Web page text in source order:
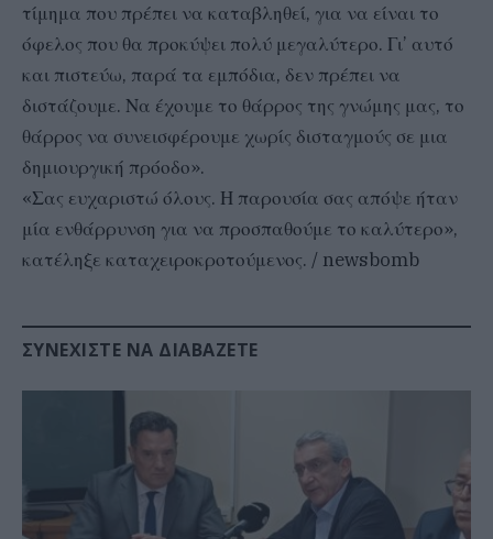
τίμημα που πρέπει να καταβληθεί, για να είναι το
όφελος που θα προκύψει πολύ μεγαλύτερο. Γι’ αυτό
και πιστεύω, παρά τα εμπόδια, δεν πρέπει να
διστάζουμε. Να έχουμε το θάρρος της γνώμης μας, το
θάρρος να συνεισφέρουμε χωρίς δισταγμούς σε μια
δημιουργική πρόοδο».
«Σας ευχαριστώ όλους. Η παρουσία σας απόψε ήταν
μία ενθάρρυνση για να προσπαθούμε το καλύτερο»,
κατέληξε καταχειροκροτούμενος. / newsbomb
ΣΥΝΕΧΊΣΤΕ ΝΑ ΔΙΑΒΆΖΕΤΕ